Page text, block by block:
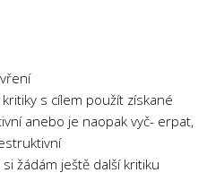
s cílem použít získané
anebo je naopak vyč- erpat,
žádám ještě další kritiku